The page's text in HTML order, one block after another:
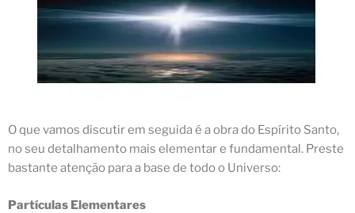
O que vamos discutir em seguida é a obra do Espírito Santo,
no seu detalhamento mais elementar e fundamental. Preste
bastante atenção para a base de todo o Universo:
Partículas Elementares